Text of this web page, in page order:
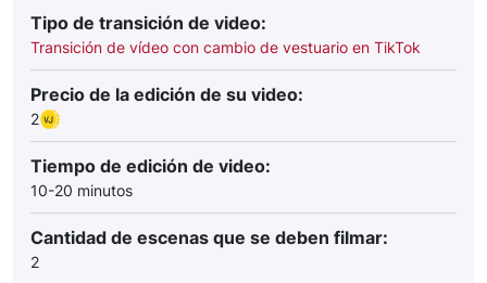
Tipo de transición de video:
Transición de vídeo con cambio de vestuario en TikTok
Precio de la edición de su video:
2
Tiempo de edición de video:
10-20 minutos
Cantidad de escenas que se deben filmar:
2